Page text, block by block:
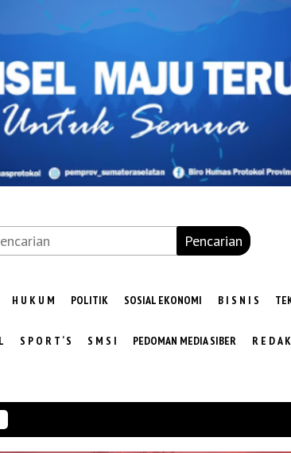
Pencarian
H U K U M POLITIK SOSIAL EKONOMI B I S N I S
S P O R T ‘ S S M S I PEDOMAN MEDIA SIBER R E D A